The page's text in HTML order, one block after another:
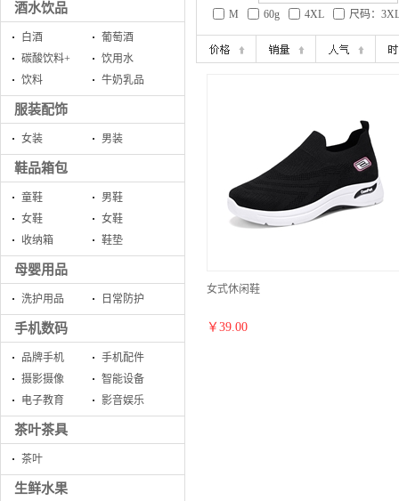
酒水饮品
白酒
葡萄酒
碳酸饮料+
饮用水
饮料
牛奶乳品
服装配饰
女装 男装
鞋品箱包
童鞋
男鞋
女鞋
女鞋
收纳箱
鞋垫
母婴用品
洗护用品 日常防护
手机数码
品牌手机
手机配件
摄影摄像
智能设备
电子教育
影音娱乐
茶叶茶具
茶叶
生鲜水果
M
60g 4XL 尺码：
女式休闲鞋
￥ 39.00